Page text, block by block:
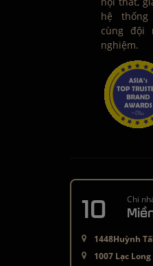
hệ
cùng đội
nghiệm.
10 Chi
1448Huỳnh
1007 Lạc